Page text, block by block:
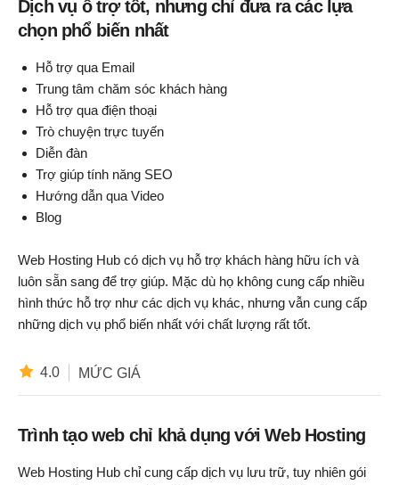
Dịch vụ ỗ trợ tốt, nhưng chỉ đưa ra các lựa
chọn phổ biến nhất
Hỗ trợ qua Email
Trung tâm chăm sóc khách hàng
Hỗ trợ qua điện thoại
Trò chuyện trực tuyến
Diễn đàn
Trợ giúp tính năng SEO
Hướng dẫn qua Video
Blog
Web Hosting Hub có dịch vụ hỗ trợ khách hàng hữu ích và
luôn sẵn sang để trợ giúp. Mặc dù họ không cung cấp nhiều
hình thức hỗ trợ như các dịch vụ khác, nhưng vẫn cung cấp
những dịch vụ phổ biến nhất với chất lượng rất tốt.
4.0 MỨC GIÁ
Trình tạo web chỉ khả dụng với Web Hosting
Web Hosting Hub chỉ cung cấp dịch vụ lưu trữ, tuy nhiên gói